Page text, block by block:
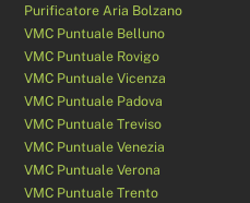
Purificatore Aria Bolzano
VMC Puntuale Belluno
VMC Puntuale Rovigo
VMC Puntuale Vicenza
VMC Puntuale Padova
VMC Puntuale Treviso
VMC Puntuale Venezia
VMC Puntuale Verona
VMC Puntuale Trento